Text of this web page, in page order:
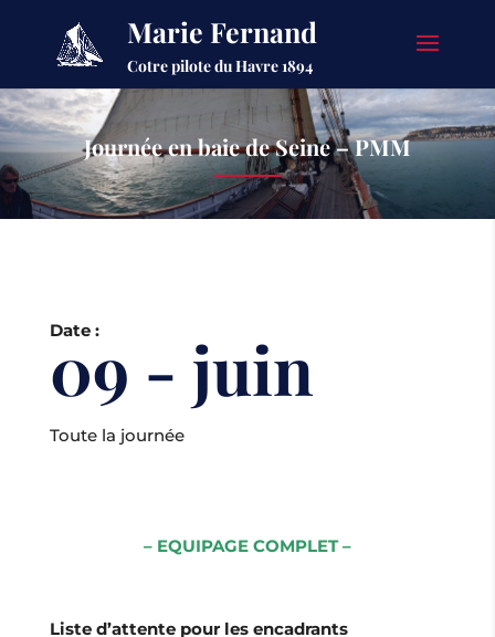
Marie Fernand
Cotre pilote du Havre 1894
Journée en baie de Seine – PMM
Date :
09 - juin
Toute la journée
– EQUIPAGE COMPLET –
Liste d’attente pour les encadrants